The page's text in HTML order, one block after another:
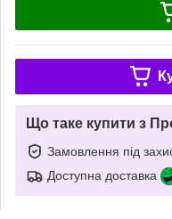
Що таке купити з
Замовлення під
Доступна доставка